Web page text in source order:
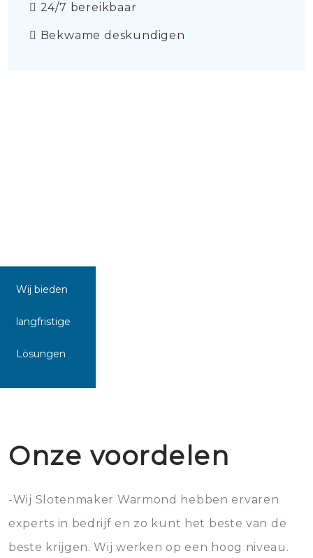
24/7 bereikbaar
Bekwame deskundigen
Wij bieden
langfristige
Lösungen
Onze voordelen
-Wij Slotenmaker Warmond hebben ervaren
experts in bedrijf en zo kunt het beste van de
beste krijgen. Wij werken op een hoog niveau.